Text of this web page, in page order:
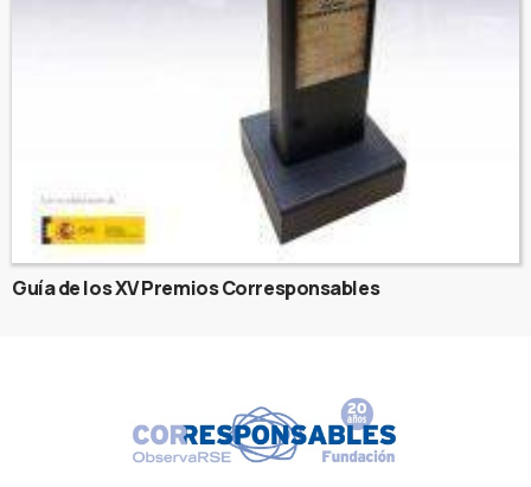
Guía de los XV Premios Corresponsables